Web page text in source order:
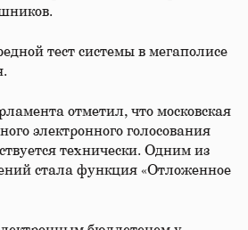
тест системы в мегаполисе
отметил, что московская
электронного голосования
технически. Одним из
стала функция «Отложенное